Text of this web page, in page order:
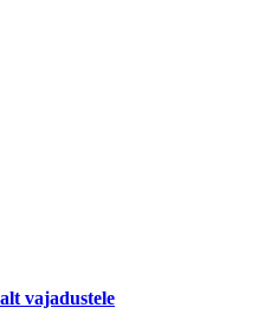
vajadustele